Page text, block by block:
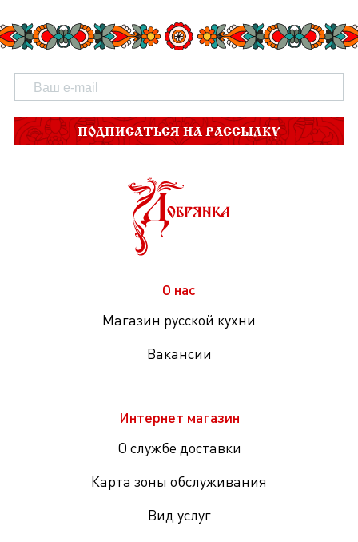
ПОДПИСАТЬСЯ НА РАССЫЛКУ
О нас
Магазин русской кухни
Вакансии
Интернет магазин
О службе доставки
Карта зоны обслуживания
Вид услуг